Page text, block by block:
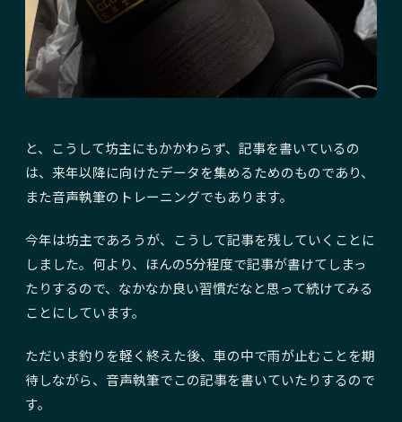
と、こうして坊主にもかかわらず、記事を書いているの
は、来年以降に向けたデータを集めるためのものであり、
また音声執筆のトレーニングでもあります。
今年は坊主であろうが、こうして記事を残していくことに
しました。何より、ほんの5分程度で記事が書けてしまっ
たりするので、なかなか良い習慣だなと思って続けてみる
ことにしています。
ただいま釣りを軽く終えた後、車の中で雨が止むことを期
待しながら、音声執筆でこの記事を書いていたりするので
す。